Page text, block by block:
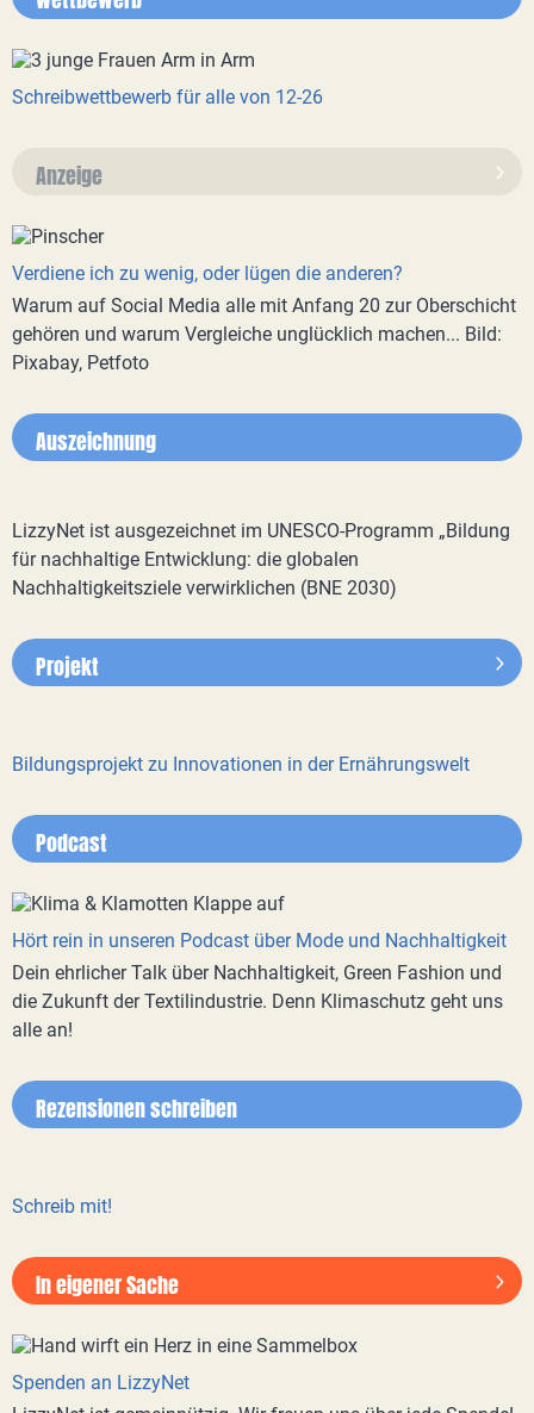
Schreibwettbewerb für alle von 12-26
Anzeige
Verdiene ich zu wenig, oder lügen die anderen?
Warum auf Social Media alle mit Anfang 20 zur Oberschicht
gehören und warum Vergleiche unglücklich machen... Bild:
Pixabay, Petfoto
Auszeichnung
LizzyNet ist ausgezeichnet im UNESCO-Programm „Bildung
für nachhaltige Entwicklung: die globalen
Nachhaltigkeitsziele verwirklichen (BNE 2030)
Projekt
Bildungsprojekt zu Innovationen in der Ernährungswelt
Podcast
Hört rein in unseren Podcast über Mode und Nachhaltigkeit
Dein ehrlicher Talk über Nachhaltigkeit, Green Fashion und
die Zukunft der Textilindustrie. Denn Klimaschutz geht uns
alle an!
Rezensionen schreiben
Schreib mit!
In eigener Sache
Spenden an LizzyNet